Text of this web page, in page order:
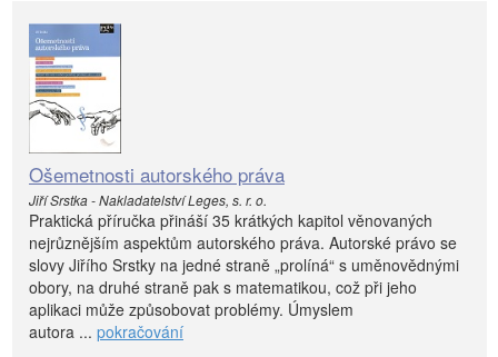
Ošemetnosti autorského práva
Jiří Srstka - Nakladatelství Leges, s. r. o.
Praktická příručka přináší 35 krátkých kapitol věnovaných
nejrůznějším aspektům autorského práva. Autorské právo se
slovy Jiřího Srstky na jedné straně „prolíná“ s uměnovědnými
obory, na druhé straně pak s matematikou, což při jeho
aplikaci může způsobovat problémy. Úmyslem
autora ... pokračování